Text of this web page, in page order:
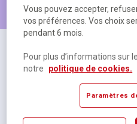
Les produits les
Vous pouvez accepter,
vos préférences. Vos choix
pendant 6 mois.
Pour plus d’informations sur
notre
politique de cookies.
Paramètres